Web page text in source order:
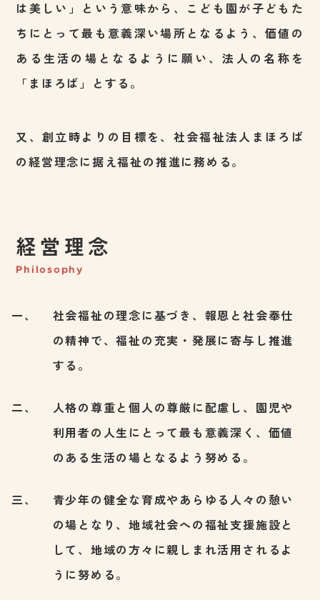
は美しい」という意味から、こども園が子どもた
ちにとって最も意義深い場所となるよう、価値の
ある生活の場となるように願い、法人の名称を
「まほろば」とする。
又、創立時よりの目標を、社会福祉法人まほろば
の経営理念に据え福祉の推進に務める。
経営理念
Philosophy
社会福祉の理念に基づき、報恩と社会奉仕
の精神で、福祉の充実・発展に寄与し推進
する。
人格の尊重と個人の尊厳に配慮し、園児や
利用者の人生にとって最も意義深く、価値
のある生活の場となるよう努める。
青少年の健全な育成やあらゆる人々の憩い
の場となり、地域社会への福祉支援施設と
して、地域の方々に親しまれ活用されるよ
うに努める。